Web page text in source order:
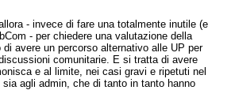
- invece di fare una totalmente inutile (e
- per chiedere una valutazione della
avere un percorso alternativo alle UP per
comunitarie. E si tratta di avere
e al limite, nei casi gravi e ripetuti nel
agli admin, che di tanto in tanto hanno